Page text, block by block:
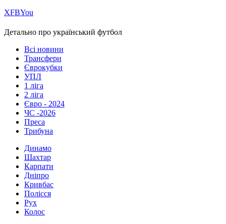
ХFBYou
Детально про український футбол
Всі новини
Трансфери
Єврокубки
УПЛ
1 ліга
2 ліга
Євро - 2024
ЧС -2026
Преса
Трибуна
Динамо
Шахтар
Карпати
Дніпро
Кривбас
Полісся
Рух
Колос